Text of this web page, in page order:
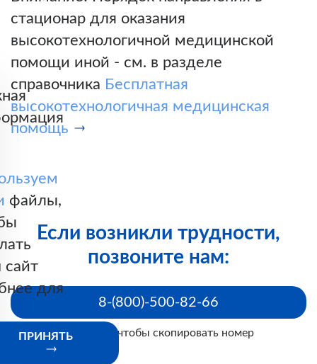
стационар для оказания
высокотехнологичной медицинской
помощи иной - см. в разделе
справочника Бесплатная
высокотехнологичная медицинская
помощь
Если возникли трудности,
позвоните нам:
8-(800)-500-82-66
Нажмите, чтобы скопировать номер
файлы,
для
ПРИНЯТЬ